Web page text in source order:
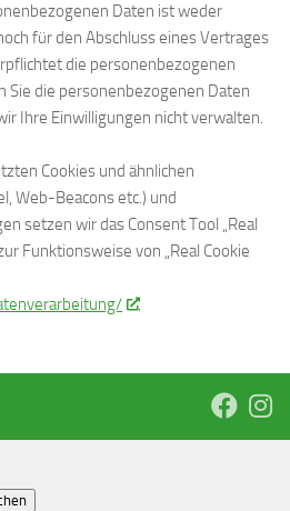
Daten ist weder
für den Abschluss eines Vertrages
die personenbezogenen
Sie die personenbezogenen Daten
Ihre Einwilligungen nicht verwalten.
Cookies und ähnlichen
Web-Beacons etc.) und
setzen wir das Consent Tool „Real
Funktionsweise von „Real Cookie
.